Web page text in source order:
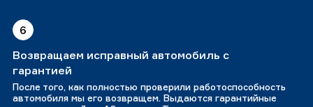
6
Возвращаем исправный автомобиль с
гарантией
После того, как полностью проверили работоспособность
автомобиля мы его возвращем. Выдаются гарантийные